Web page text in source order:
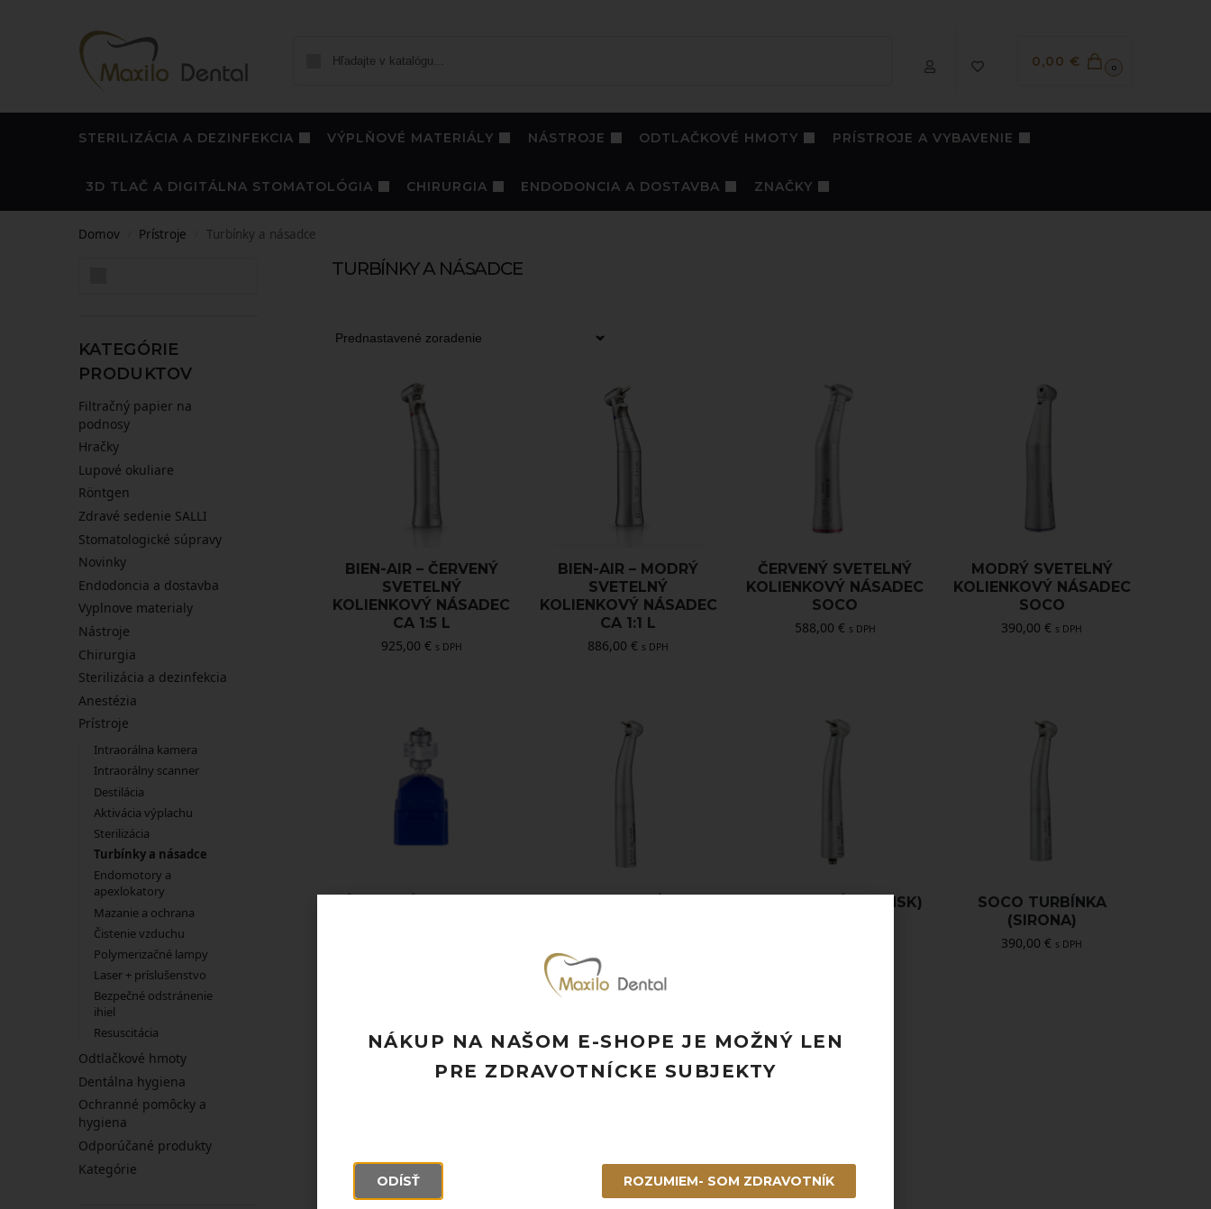
0,00 € 0
STERILIZÁCIA A DEZINFEKCIA VÝPLŇOVÉ MATERIÁLY NÁSTROJE ODTLAČKOVÉ HMOTY PRÍSTROJE A VYBAVENIE
3D TLAČ A DIGITÁLNA STOMATOLÓGIA CHIRURGIA ENDODONCIA A DOSTAVBA ZNAČKY
Domov Prístroje Turbínky a násadce
TURBÍNKY A NÁSADCE
BIEN-AIR – ČERVENÝ
SVETELNÝ
KOLIENKOVÝ NÁSADEC
CA 1:5 L
925,00 € s DPH
BIEN-AIR – MODRÝ
SVETELNÝ
KOLIENKOVÝ NÁSADEC
CA 1:1 L
886,00€ s DPH
ČERVENÝ SVETELNÝ
KOLIENKOVÝ NÁSADEC
SOCO
588,00 € s DPH
MODRÝ SVETELNÝ
KOLIENKOVÝ NÁSADEC
SOCO
390,00€ s DPH
SOCO TURBÍNKA (NSK)
SOCO TURBÍNKA
(SIRONA)
390,00€ s DPH
KATEGÓRIE
PRODUKTOV
Filtračný papier na
podnosy
Hračky
Lupové okuliare
Röntgen
Zdravé sedenie SALLI
Stomatologické súpravy
Novinky
Endodoncia a dostavba
Vyplnove materialy
Nástroje
Chirurgia
Sterilizácia a dezinfekcia
Anestézia
Prístroje
Intraorálna kamera
Intraorálny scanner
Destilácia
Aktivácia výplachu
Sterilizácia
Turbínky a násadce
Endomotory a
apexlokatory
Mazanie a ochrana
Čistenie vzduchu
Polymerizačné lampy
Laser + príslušenstvo
Bezpečné odstránenie
ihiel
Resuscitácia
Odtlačkové hmoty
Dentálna hygiena
Ochranné pomôcky a
hygiena
Odporúčané produkty
Kategórie
NÁKUP NA NAŠOM E-SHOPE JE MOŽNÝ LEN
PRE ZDRAVOTNÍCKE SUBJEKTY
ODÍSŤ ROZUMIEM- SOM ZDRAVOTNÍK